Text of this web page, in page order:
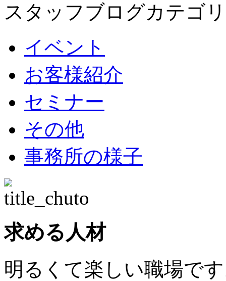
スタッフブログカテゴ
イベント
お客様紹介
セミナー
その他
事務所の様子
求める人材
明るくて楽しい職場で